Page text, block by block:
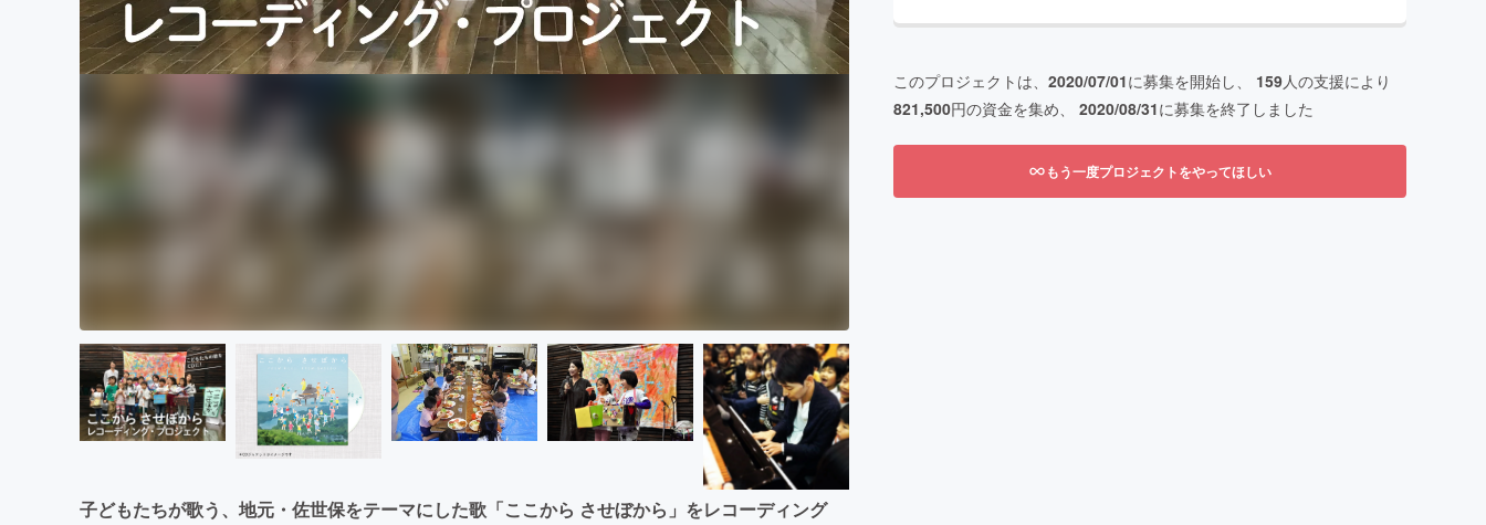
子どもたちが歌う、地元・佐世保をテーマにした歌「ここから させぼから」をレコーディング
このプロジェクトは、 2020/07/01に募集を開始し、 159人の支援により
821,500円の資金を集め、 2020/08/31に募集を終了しました
もう一度プロジェクトをやってほしい